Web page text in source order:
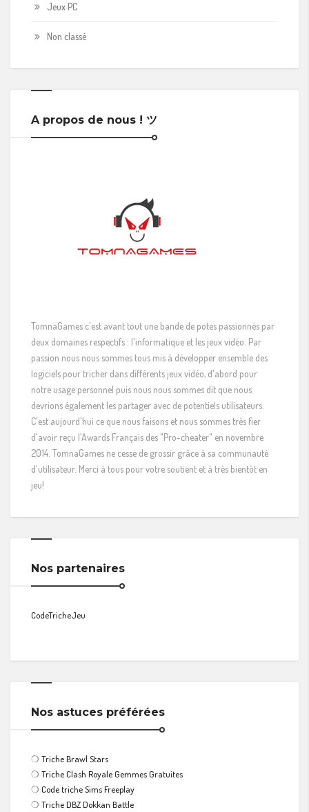
Jeux PC
Non classé
A propos de nous ! ツ
TomnaGames c'est avant tout une bande de potes passionnés par
deux domaines respectifs : l'informatique et les jeux vidéo. Par
passion nous nous sommes tous mis à développer ensemble des
logiciels pour tricher dans différents jeux vidéo, d'abord pour
notre usage personnel puis nous nous sommes dit que nous
devrions également les partager avec de potentiels utilisateurs.
C'est aujourd'hui ce que nous faisons et nous sommes très fier
d'avoir reçu l'Awards Français des "Pro-cheater" en novembre
2014. TomnaGames ne cesse de grossir grâce à sa communauté
d'utilisateur. Merci à tous pour votre soutient et à très bientôt en
jeu!
Nos partenaires
CodeTricheJeu
Nos astuces préférées
❍ Triche Brawl Stars
❍ Triche Clash Royale Gemmes Gratuites
❍ Code triche Sims Freeplay
❍ Triche DBZ Dokkan Battle